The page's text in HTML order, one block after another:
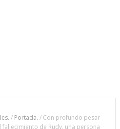
/ Portada. / Con profundo pesar
de Rudy, una persona